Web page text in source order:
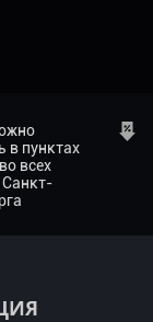
в пунктах
всех
Санкт-